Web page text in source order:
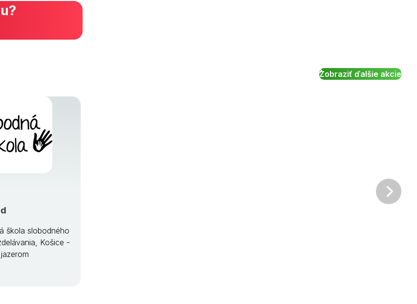
Zobraziť ďalšie akcie
škola slobodného
Košice -